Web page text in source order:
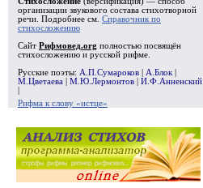
организации звукового состава стихотворной
речи. Подробнее см. Справочник по
стихосложению
Сайт Рифмовед.org полностью посвящён
стихосложению и русской рифме.
Русские поэты: А.П.Сумароков А.Блок
М.Цветаева
М.Ю.Лермонтов
И.Ф.Анненский
Рифма к слову «истце»